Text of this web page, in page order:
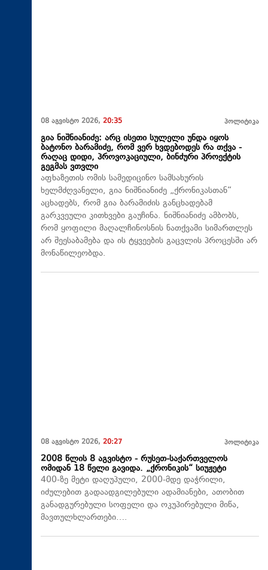
08 აგვისტო 2026, 20:35 პოლიტიკა
გია ნიშნიანიძე: არც ისეთი სულელი უნდა იყოს
ბატონო ბარამიძე, რომ ვერ ხვდებოდეს რა თქვა -
რაღაც დიდი, პროვოკაციული, ბინძური პროექტის
გეგმას ვთვლი
აფხაზეთის ომის სამედიცინო სამსახურის
ხელმძღვანელი, გია ნიშნიანიძე „ქრონიკასთან“
აცხადებს, რომ გია ბარამიძის განცხადებამ
გარკვეული კითხვები გაუჩინა. ნიშნიანიძე ამბობს,
რომ ყოფილი მაღალჩინოსნის ნათქვამი სიმართლეს
არ შეესაბამება და ის ტყვეების გაცვლის პროცესში არ
მონაწილეობდა.
08 აგვისტო 2026, 20:27 პოლიტიკა
2008 წლის 8 აგვისტო - რუსეთ-საქართველოს
ომიდან 18 წელი გავიდა. „ქრონიკის“ სიუჟეტი
400-ზე მეტი დაღუპული, 2000-მდე დაჭრილი,
იძულებით გადაადგილებული ადამიანები, ათობით
განადგურებული სოფელი და ოკუპირებული მიწა,
მავთულხლართები….